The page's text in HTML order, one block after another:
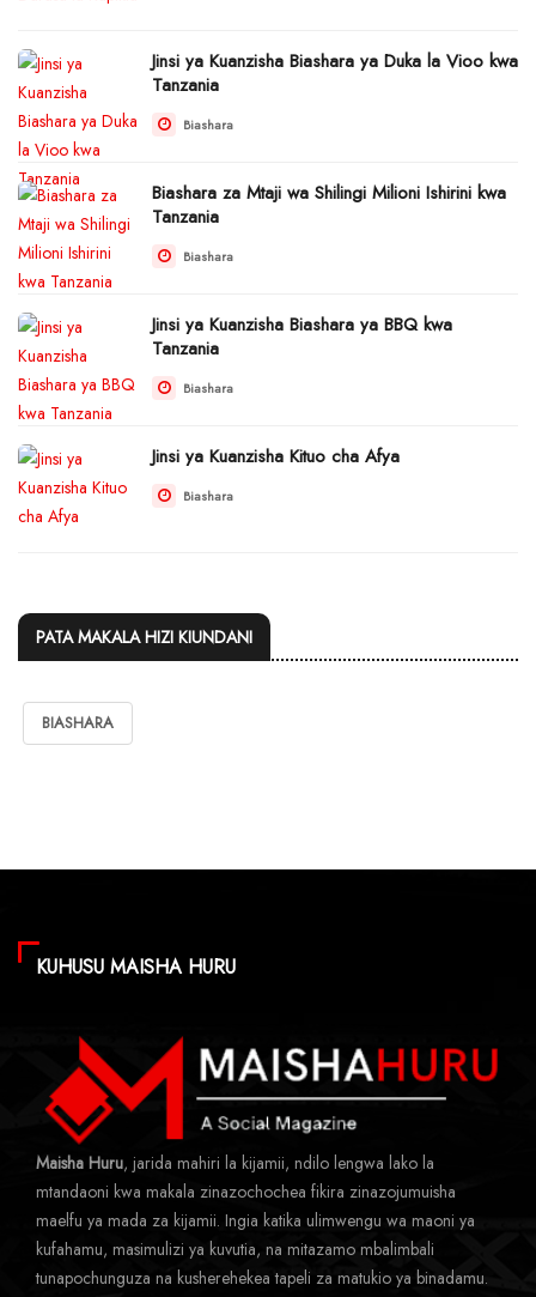
Jinsi ya Kuanzisha Biashara ya Duka la Vioo kwa
Tanzania
Biashara
Biashara za Mtaji wa Shilingi Milioni Ishirini kwa
Tanzania
Biashara
Jinsi ya Kuanzisha Biashara ya BBQ kwa
Tanzania
Biashara
Jinsi ya Kuanzisha Kituo cha Afya
Biashara
PATA MAKALA HIZI KIUNDANI
BIASHARA
KUHUSU MAISHA HURU
Maisha Huru, jarida mahiri la kijamii, ndilo lengwa lako la
mtandaoni kwa makala zinazochochea fikira zinazojumuisha
maelfu ya mada za kijamii. Ingia katika ulimwengu wa maoni ya
kufahamu, masimulizi ya kuvutia, na mitazamo mbalimbali
tunapochunguza na kusherehekea tapeli za matukio ya binadamu.